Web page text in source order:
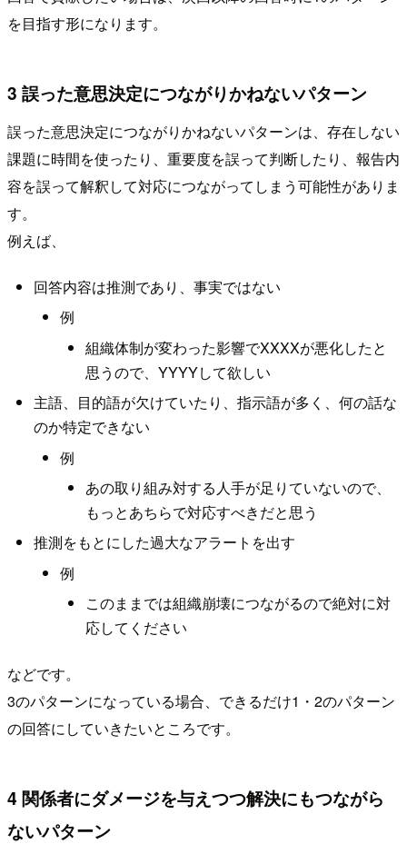
を目指す形になります。
3 誤った意思決定につながりかねないパターン
誤った意思決定につながりかねないパターンは、存在しない
課題に時間を使ったり、重要度を誤って判断したり、報告内
容を誤って解釈して対応につながってしまう可能性がありま
す。
例えば、
回答内容は推測であり、事実ではない
例
組織体制が変わった影響でXXXXが悪化したと
思うので、YYYYして欲しい
主語、目的語が欠けていたり、指示語が多く、何の話な
のか特定できない
例
あの取り組み対する人手が足りていないので、
もっとあちらで対応すべきだと思う
推測をもとにした過大なアラートを出す
例
このままでは組織崩壊につながるので絶対に対
応してください
などです。
3のパターンになっている場合、できるだけ1・2のパターン
の回答にしていきたいところです。
4 関係者にダメージを与えつつ解決にもつながら
ないパターン